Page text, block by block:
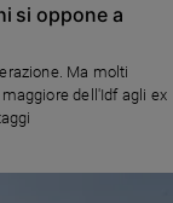
si oppone a
Ma molti
dell'Idf agli ex